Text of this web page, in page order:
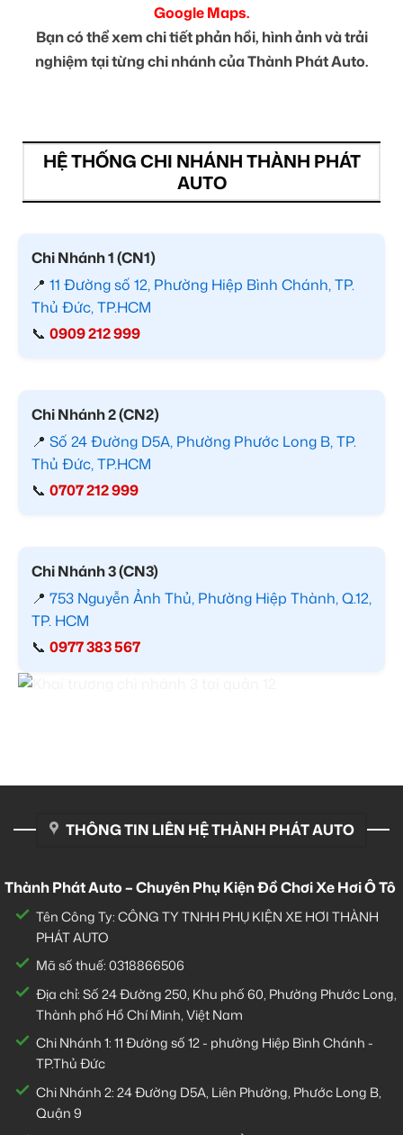
Google Maps.
Bạn có thể xem chi tiết phản hồi, hình ảnh và trải
nghiệm tại từng chi nhánh của Thành Phát Auto.
HỆ THỐNG CHI NHÁNH THÀNH PHÁT
AUTO
Chi Nhánh 1 (CN1)
📍 11 Đường số 12, Phường Hiệp Bình Chánh, TP.
Thủ Đức, TP.HCM
📞 0909 212 999
Chi Nhánh 2 (CN2)
📍 Số 24 Đường D5A, Phường Phước Long B, TP.
Thủ Đức, TP.HCM
📞 0707 212 999
Chi Nhánh 3 (CN3)
📍 753 Nguyễn Ảnh Thủ, Phường Hiệp Thành, Q.12,
TP. HCM
📞 0977 383 567
THÔNG TIN LIÊN HỆ THÀNH PHÁT AUTO
Thành Phát Auto – Chuyên Phụ Kiện Đồ Chơi Xe Hơi Ô Tô
Tên Công Ty: CÔNG TY TNHH PHỤ KIỆN XE HƠI THÀNH
PHÁT AUTO
Mã số thuế: 0318866506
Địa chỉ: Số 24 Đường 250, Khu phố 60, Phường Phước Long,
Thành phố Hồ Chí Minh, Việt Nam
Chi Nhánh 1:11 Đường số 12 - phường Hiệp Bình Chánh -
TP.Thủ Đức
Chi Nhánh 2:24 Đường D5A, Liên Phường, Phước Long B,
Quận 9